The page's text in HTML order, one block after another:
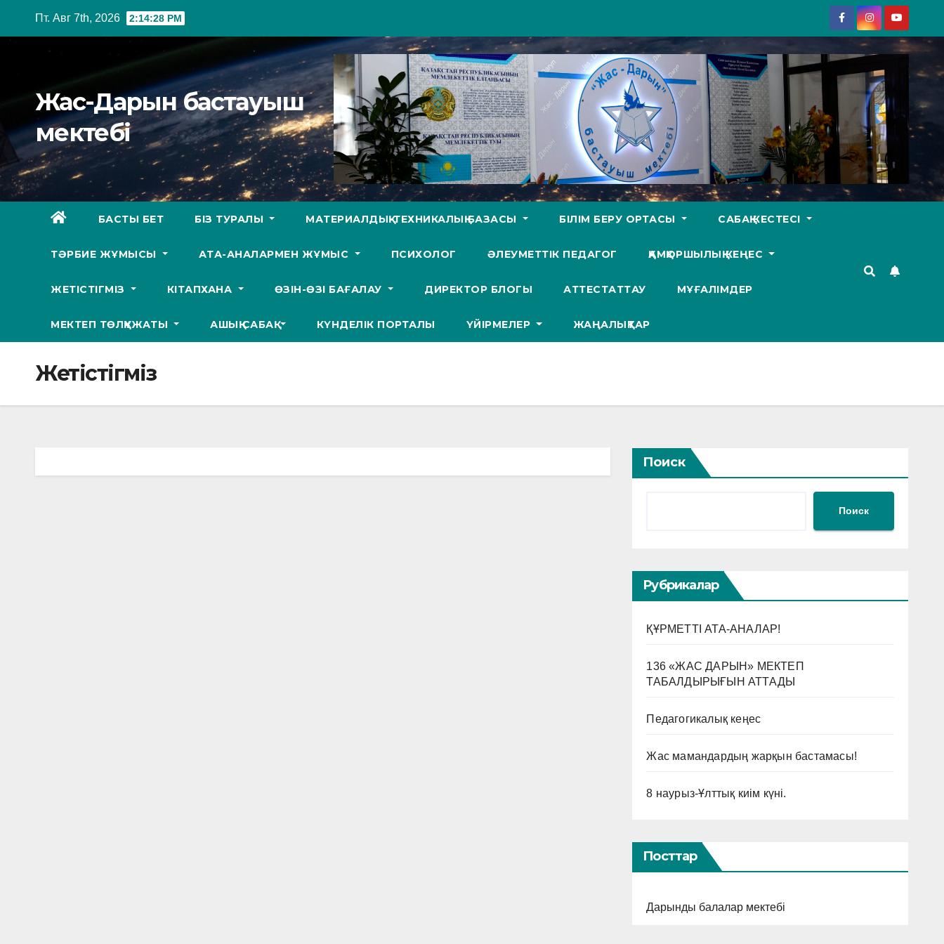
содержимому
Пт. Авг 7th, 2026 2:14:29 PM
Жас-Дарын бастауыш
мектебі
БАСТЫ БЕТ БІЗ ТУРАЛЫ МАТЕРИАЛДЫҚ-ТЕХНИКАЛЫҚ БАЗАСЫ БІЛІМ БЕРУ ОРТАСЫ САБАҚ КЕСТЕСІ
ТӘРБИЕ ЖҰМЫСЫ АТА-АНАЛАРМЕН ЖҰМЫС ПСИХОЛОГ ӘЛЕУМЕТТІК ПЕДАГОГ ҚАМҚОРШЫЛЫҚ КЕҢЕС
ЖЕТІСТІГМІЗ КІТАПХАНА ӨЗІН-ӨЗІ БАҒАЛАУ ДИРЕКТОР БЛОГЫ АТТЕСТАТТАУ МҰҒАЛІМДЕР
МЕКТЕП ТӨЛҚҰЖАТЫ АШЫҚ САБАҚ КҮНДЕЛІК ПОРТАЛЫ ҮЙІРМЕЛЕР ЖАҢАЛЫҚТАР
Жетістігміз
Поиск
Поиск
Рубрикалар
ҚҰРМЕТТІ АТА-АНАЛАР!
136 «ЖАС ДАРЫН» МЕКТЕП
ТАБАЛДЫРЫҒЫН АТТАДЫ
Педагогикалық кеңес
Жас мамандардың жарқын бастамасы!
8 наурыз-Ұлттық киім күні.
Посттар
Дарынды балалар мектебі